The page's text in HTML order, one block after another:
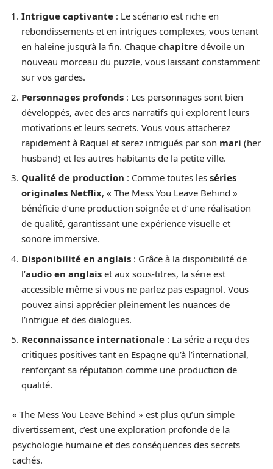
Intrigue captivante : Le scénario est riche en
rebondissements et en intrigues complexes, vous tenant
en haleine jusqu’à la fin. Chaque chapitre dévoile un
nouveau morceau du puzzle, vous laissant constamment
sur vos gardes.
Personnages profonds : Les personnages sont bien
développés, avec des arcs narratifs qui explorent leurs
motivations et leurs secrets. Vous vous attacherez
rapidement à Raquel et serez intrigués par son mari (her
husband) et les autres habitants de la petite ville.
Qualité de production : Comme toutes les séries
originales Netflix, « The Mess You Leave Behind »
bénéficie d’une production soignée et d’une réalisation
de qualité, garantissant une expérience visuelle et
sonore immersive.
Disponibilité en anglais : Grâce à la disponibilité de
l’audio en anglais et aux sous-titres, la série est
accessible même si vous ne parlez pas espagnol. Vous
pouvez ainsi apprécier pleinement les nuances de
l’intrigue et des dialogues.
Reconnaissance internationale : La série a reçu des
critiques positives tant en Espagne qu’à l’international,
renforçant sa réputation comme une production de
qualité.
« The Mess You Leave Behind » est plus qu’un simple
divertissement, c’est une exploration profonde de la
psychologie humaine et des conséquences des secrets
cachés.